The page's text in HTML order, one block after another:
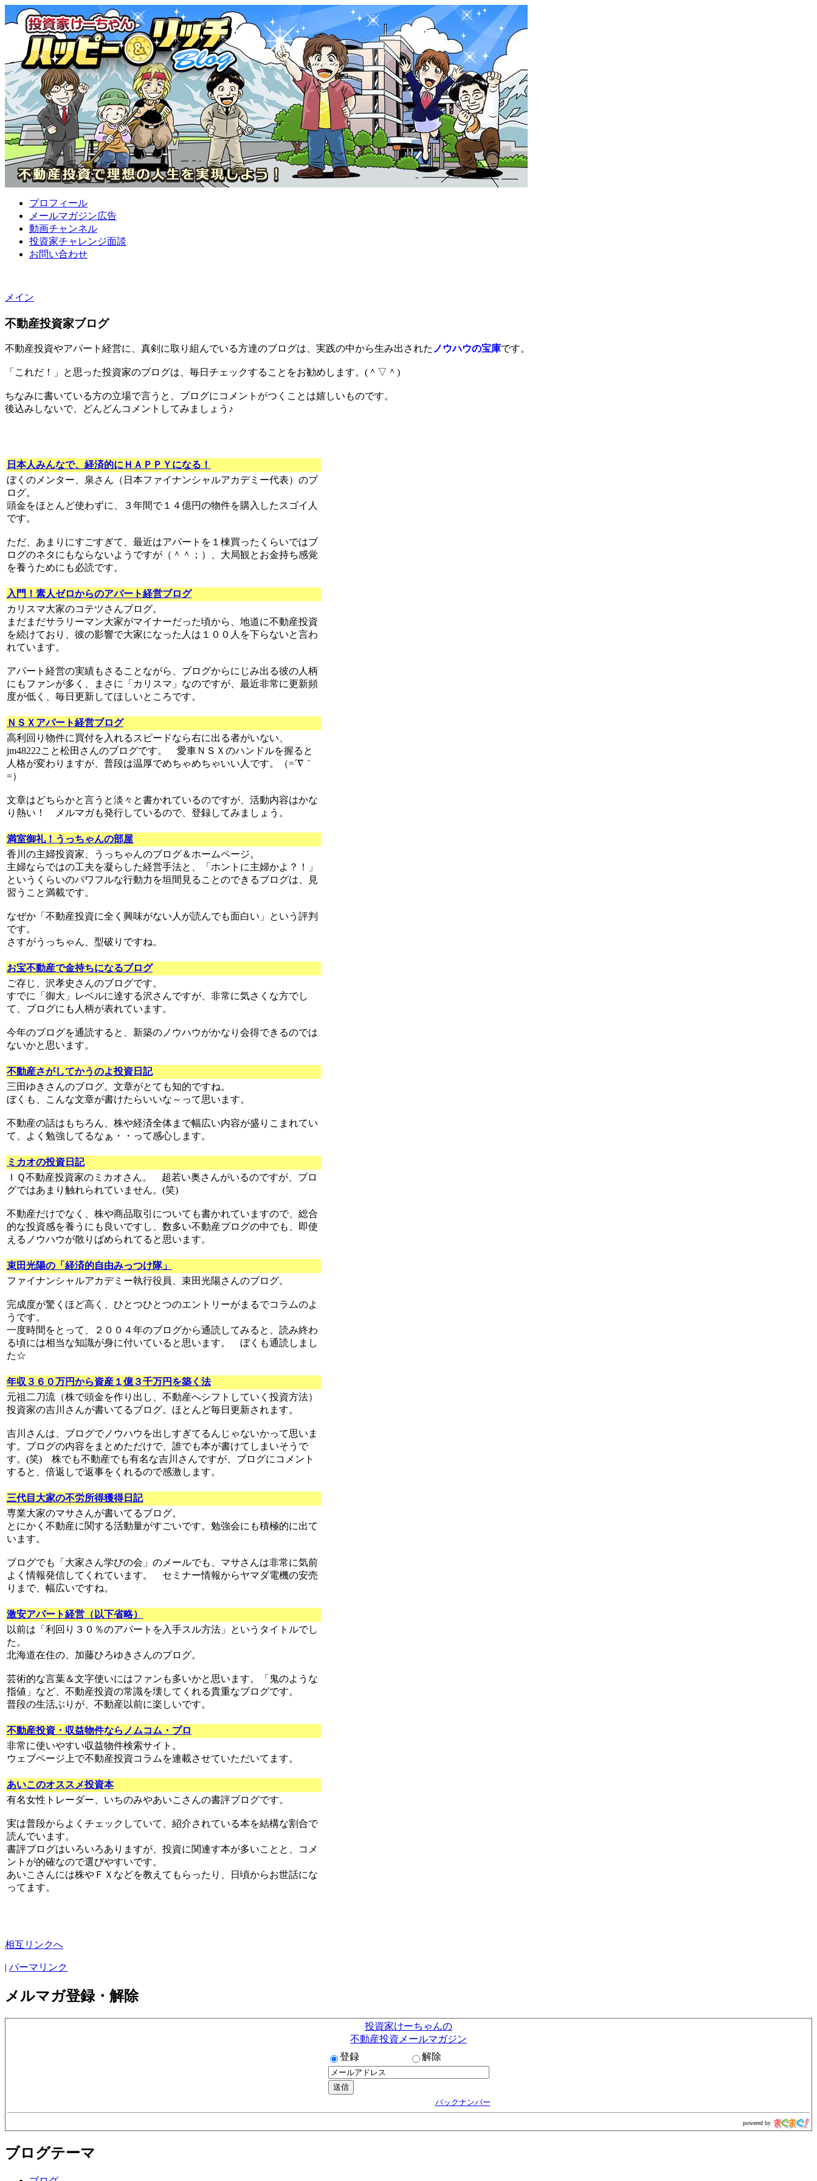
プロフィール
メールマガジン広告
動画チャンネル
投資家チャレンジ面談
お問い合わせ
メイン
不動産投資家ブログ
不動産投資やアパート経営に、真剣に取り組んでいる方達のブログは、実践の中から生み出された ノウハウの宝庫です。
「これだ！」と思った投資家のブログは、毎日チェックすることをお勧めします。(＾▽＾)
ちなみに書いている方の立場で言うと、ブログにコメントがつくことは嬉しいものです。
後込みしないで、どんどんコメントしてみましょう♪
日本人みんなで、経済的にＨＡＰＰＹになる！
ぼくのメンター、泉さん（日本ファイナンシャルアカデミー代表）のブ
ログ。
頭金をほとんど使わずに、３年間で１４億円の物件を購入したスゴイ人
です。
ただ、あまりにすごすぎて、最近はアパートを１棟買ったくらいではブ
ログのネタにもならないようですが（＾＾；）、大局観とお金持ち感覚
を養うためにも必読です。
入門！素人ゼロからのアパート経営ブログ
カリスマ大家のコテツさんブログ。
まだまだサラリーマン大家がマイナーだった頃から、地道に不動産投資
を続けており、彼の影響で大家になった人は１００人を下らないと言わ
れています。
アパート経営の実績もさることながら、ブログからにじみ出る彼の人柄
にもファンが多く、まさに「カリスマ」なのですが、最近非常に更新頻
度が低く、毎日更新してほしいところです。
ＮＳＸアパート経営ブログ
高利回り物件に買付を入れるスピードなら右に出る者がいない、
jm48222こと松田さんのブログです。 愛車ＮＳＸのハンドルを握ると
人格が変わりますが、普段は温厚でめちゃめちゃいい人です。（=´∇｀
=）
文章はどちらかと言うと淡々と書かれているのですが、活動内容はかな
り熱い！ メルマガも発行しているので、登録してみましょう。
満室御礼！うっちゃんの部屋
香川の主婦投資家、うっちゃんのブログ＆ホームページ。
主婦ならではの工夫を凝らした経営手法と、「ホントに主婦かよ？！」
というくらいのパワフルな行動力を垣間見ることのできるブログは、見
習うこと満載です。
なぜか「不動産投資に全く興味がない人が読んでも面白い」という評判
です。
さすがうっちゃん、型破りですね。
お宝不動産で金持ちになるブログ
ご存じ、沢孝史さんのブログです。
すでに「御大」レベルに達する沢さんですが、非常に気さくな方でし
て、ブログにも人柄が表れています。
今年のブログを通読すると、新築のノウハウがかなり会得できるのでは
ないかと思います。
不動産さがしてかうのよ投資日記
三田ゆきさんのブログ。文章がとても知的ですね。
ぼくも、こんな文章が書けたらいいな～って思います。
不動産の話はもちろん、株や経済全体まで幅広い内容が盛りこまれてい
て、よく勉強してるなぁ・・って感心します。
ミカオの投資日記
ＩＱ不動産投資家のミカオさん。 超若い奥さんがいるのですが、ブロ
グではあまり触れられていません。(笑)
不動産だけでなく、株や商品取引についても書かれていますので、総合
的な投資感を養うにも良いですし、数多い不動産ブログの中でも、即使
えるノウハウが散りばめられてると思います。
束田光陽の「経済的自由みっつけ隊」
ファイナンシャルアカデミー執行役員、束田光陽さんのブログ。
完成度が驚くほど高く、ひとつひとつのエントリーがまるでコラムのよ
うです。
一度時間をとって、２００４年のブログから通読してみると、読み終わ
る頃には相当な知識が身に付いていると思います。 ぼくも通読しまし
た☆
年収３６０万円から資産１億３千万円を築く法
元祖二刀流（株で頭金を作り出し、不動産へシフトしていく投資方法）
投資家の吉川さんが書いてるブログ。ほとんど毎日更新されます。
吉川さんは、ブログでノウハウを出しすぎてるんじゃないかって思いま
す。ブログの内容をまとめただけで、誰でも本が書けてしまいそうで
す。(笑) 株でも不動産でも有名な吉川さんですが、ブログにコメント
すると、倍返しで返事をくれるので感激します。
三代目大家の不労所得獲得日記
専業大家のマサさんが書いてるブログ。
とにかく不動産に関する活動量がすごいです。勉強会にも積極的に出て
います。
ブログでも「大家さん学びの会」のメールでも、マサさんは非常に気前
よく情報発信してくれています。 セミナー情報からヤマダ電機の安売
りまで、幅広いですね。
激安アパート経営（以下省略）
以前は「利回り３０％のアパートを入手スル方法」というタイトルでし
た。
北海道在住の、加藤ひろゆきさんのブログ。
芸術的な言葉＆文字使いにはファンも多いかと思います。「鬼のような
指値」など、不動産投資の常識を壊してくれる貴重なブログです。
普段の生活ぶりが、不動産以前に楽しいです。
不動産投資・収益物件ならノムコム・プロ
非常に使いやすい収益物件検索サイト。
ウェブページ上で不動産投資コラムを連載させていただいてます。
あいこのオススメ投資本
有名女性トレーダー、いちのみやあいこさんの書評ブログです。
実は普段からよくチェックしていて、紹介されている本を結構な割合で
読んでいます。
書評ブログはいろいろありますが、投資に関連す本が多いことと、コメ
ントが的確なので選びやすいです。
あいこさんには株やＦＸなどを教えてもらったり、日頃からお世話にな
ってます。
相互リンクへ
| パーマリンク
メルマガ登録・解除
投資家けーちゃんの
不動産投資メールマガジン
登録
解除
バックナンバー
powered by
ブログテーマ